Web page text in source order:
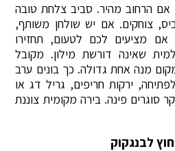
הרחוב מהיר. סביב צלחת טובה
צוחקים. אם יש שולחן משותף,
אם מציעים לכם לטעום, תחזירו
שאינה דורשת מילון. מקובל
מנה אחת גדולה. כך בונים ערב
ירקות חריפים, גריל דג או
סוגרים פינה. בירה מקומית צוננת
לבנגקוק